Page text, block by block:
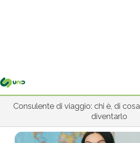
Consulente di viaggio: chi è, di
diventarlo